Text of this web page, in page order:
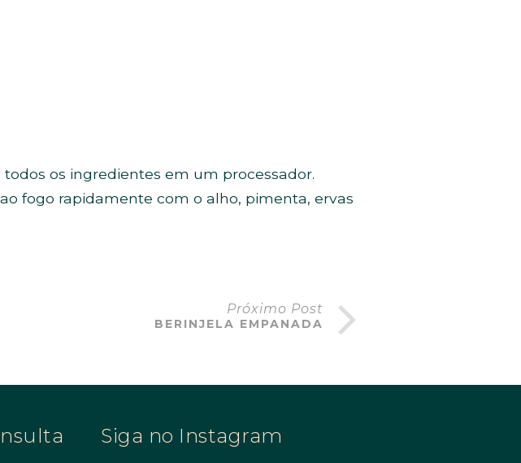
os ingredientes em um processador.
fogo rapidamente com o alho, pimenta, ervas
Próximo Post
BERINJELA EMPANADA
Siga no Instagram